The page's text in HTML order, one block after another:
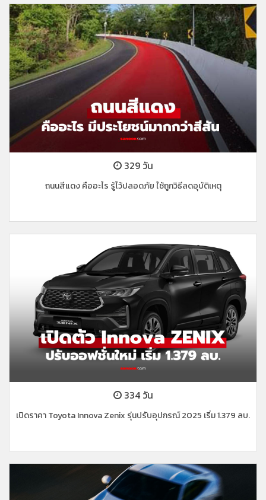
329 วัน
ถนนสีแดง คืออะไร รู้ไว้ปลอดภัย ใช้ถูกวิธีลดอุบัติเหตุ
334 วัน
เปิดราคา Toyota Innova Zenix รุ่นปรับอุปกรณ์ 2025 เริ่ม 1.379 ลบ.